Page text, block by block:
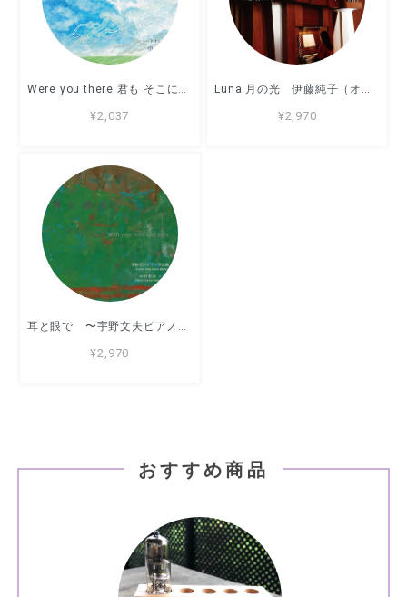
Were you there 君も そこにいたのか リードオルガン：中村証二
¥2,037
Luna 月の光 伊藤純子（オルガン）
¥2,970
¥2,970
おすすめ商品